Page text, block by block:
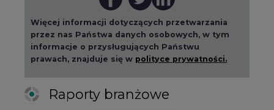
Więcej informacji dotyczących przetwarzania
przez nas Państwa danych osobowych, w tym
informacje o przysługujących Państwu
prawach, znajduje się w polityce prywatności.
Raporty branżowe